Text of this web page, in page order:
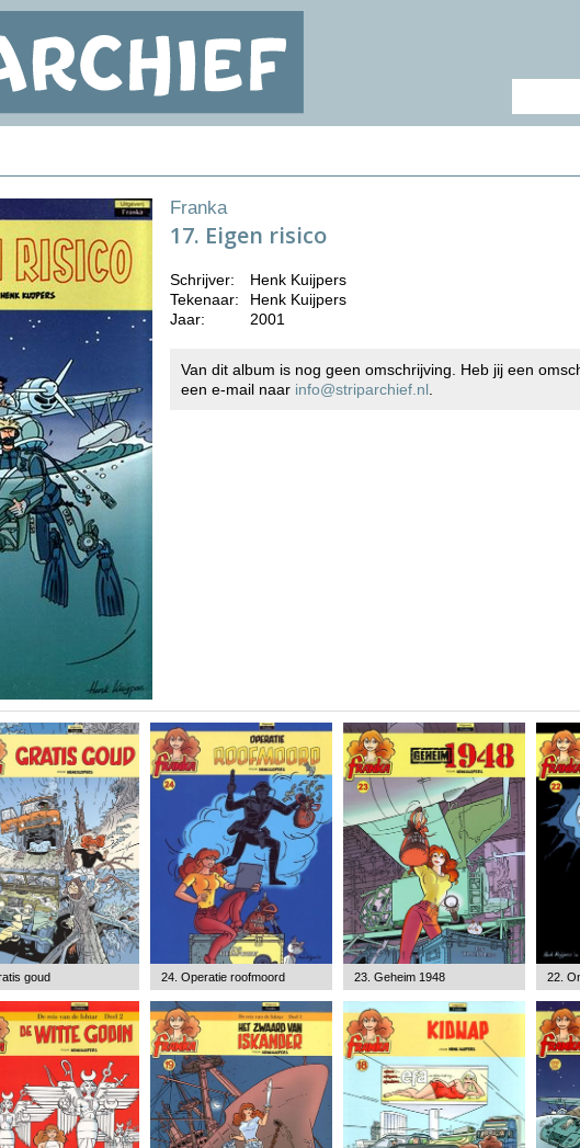
Franka
17. Eigen risico
Schrijver:
Henk Kuijpers
Tekenaar:
Henk Kuijpers
Jaar:
2001
Van dit album is nog geen omschrijving. Heb jij een
een e-mail naar info@striparchief.nl
goud 24. Operatie roofmoord 23. Geheim 1948 22.